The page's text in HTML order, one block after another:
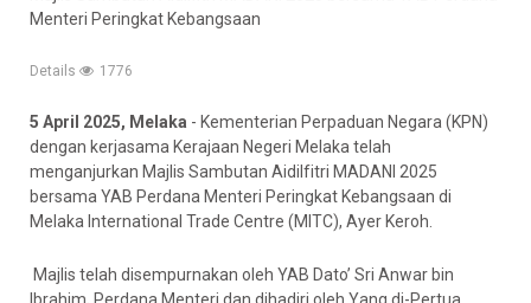
Menteri Peringkat Kebangsaan
Details 1776
5 April 2025, Melaka - Kementerian Perpaduan Negara (KPN)
dengan kerjasama Kerajaan Negeri Melaka telah
menganjurkan Majlis Sambutan Aidilfitri MADANI 2025
bersama YAB Perdana Menteri Peringkat Kebangsaan di
Melaka International Trade Centre (MITC), Ayer Keroh.
Majlis telah disempurnakan oleh YAB Dato’ Sri Anwar bin